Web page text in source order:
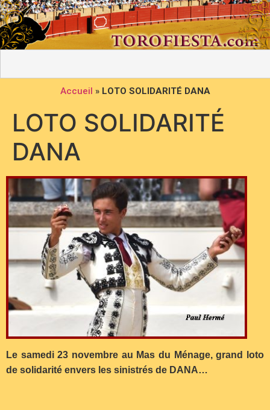
Accueil » LOTO SOLIDARITÉ DANA
LOTO SOLIDARITÉ
DANA
Le samedi 23 novembre au Mas du Ménage, grand loto
de solidarité envers les sinistrés de DANA…